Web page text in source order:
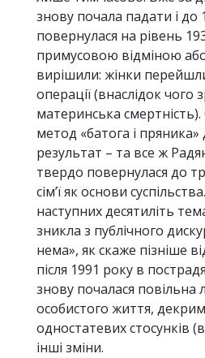
знову почала падати і до
повернулася на рівень
примусовою відміною
вирішили: жінки
операції (внаслідок чого
материнська
метод «батога і
результат – та все ж
твердо повернулася до
сім’ї як основи
наступних десятиліть
зникла з публічного
нема», як скаже пізніше
після 1991 року в
знову почалася повільна
особистого життя,
одностатевих стосунків
інші зміни.